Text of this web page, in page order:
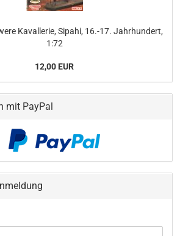
Kavallerie, Sipahi, 16.-17. Jahrhundert,
1:72
12,00 EUR
mit PayPal